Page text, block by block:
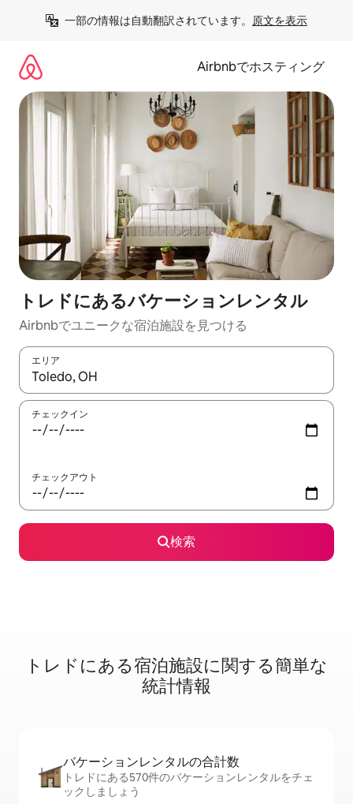
一部の情報は自動翻訳されています。 原文を表示
Airbnbでホスティング
トレドにあるバケーションレンタル
Airbnbでユニークな宿泊施設を見つける
エリア
検索結果が表示されたら、上下の矢印キーを使って移動するか
チェックイン
チェックアウト
検索
トレドに⁠あ⁠る宿⁠泊⁠施⁠設⁠に関⁠す⁠る簡⁠単⁠な
統⁠計⁠情⁠報
バケーションレ⁠ン⁠タ⁠ル⁠の合⁠計⁠数
トレドにある570件のバケーションレンタルをチェ
ックしましょう